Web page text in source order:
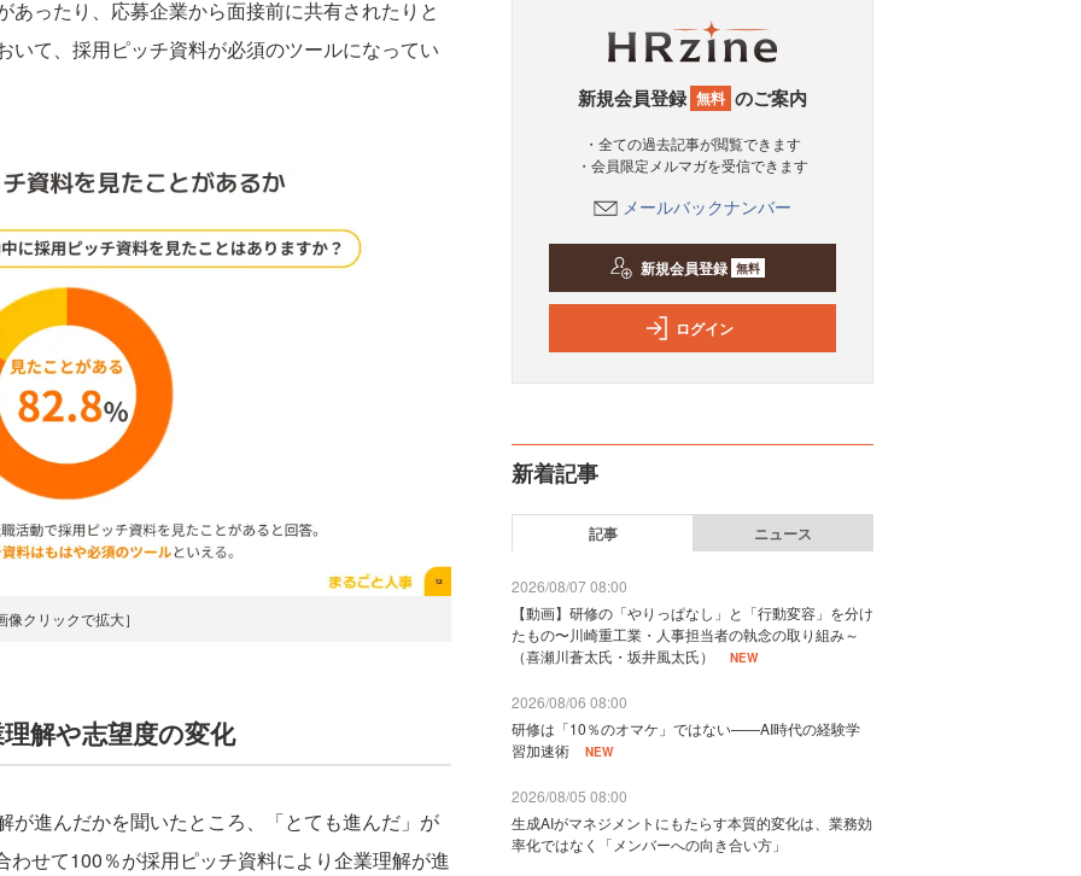
ったり、応募企業から面接前に共有されたりと
いて、採用ピッチ資料が必須のツールになってい
像クリックで拡大］
解や志望度の変化
進んだかを聞いたところ、「とても進んだ」が
せて100％が採用ピッチ資料により企業理解が進
新規会員登録 無料 のご案内
・全ての過去記事が閲覧できます
・会員限定メルマガを受信できます
メールバックナンバー
新規会員登録 無料
ログイン
新着記事
記事 ニュース
2026/08/07 08:00
【動画】研修の「やりっぱなし」と「行動変容」を分け
たもの〜川崎重工業・人事担当者の執念の取り組み～
（喜瀬川蒼太氏・坂井風太氏）
NEW
2026/08/06 08:00
研修は「10％のオマケ」ではない——AI時代の経験学
習加速術
NEW
2026/08/05 08:00
生成AIがマネジメントにもたらす本質的変化は、業務効
率化ではなく「メンバーへの向き合い方」